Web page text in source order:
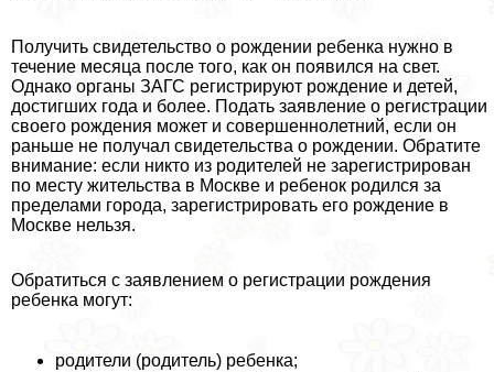
Получить свидетельство о рождении ребенка нужно в
течение месяца после того, как он появился на свет.
Однако органы ЗАГС регистрируют рождение и детей,
достигших года и более. Подать заявление о регистрации
своего рождения может и совершеннолетний, если он
раньше не получал свидетельства о рождении. Обратите
внимание: если никто из родителей не зарегистрирован
по месту жительства в Москве и ребенок родился за
пределами города, зарегистрировать его рождение в
Москве нельзя.
Обратиться с заявлением о регистрации рождения
ребенка могут:
родители (родитель) ребенка;